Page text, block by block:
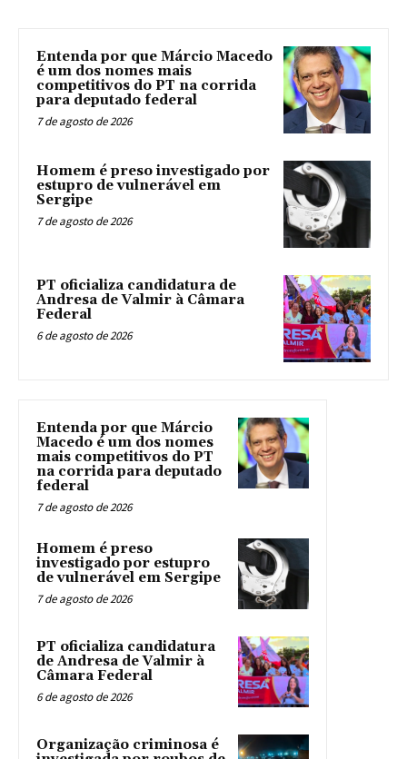
Entenda por que Márcio Macedo
é um dos nomes mais
competitivos do PT na corrida
para deputado federal
7 de agosto de 2026
Homem é preso investigado por
estupro de vulnerável em
Sergipe
7 de agosto de 2026
PT oficializa candidatura de
Andresa de Valmir à Câmara
Federal
6 de agosto de 2026
Entenda por que Márcio
Macedo é um dos nomes
mais competitivos do PT
na corrida para deputado
federal
7 de agosto de 2026
Homem é preso
investigado por estupro
de vulnerável em Sergipe
7 de agosto de 2026
PT oficializa candidatura
de Andresa de Valmir à
Câmara Federal
6 de agosto de 2026
Organização criminosa é